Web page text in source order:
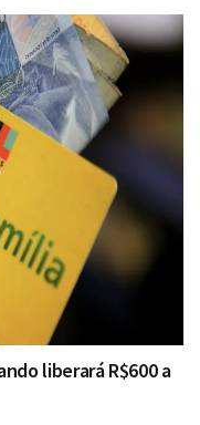
liberará R$600 a